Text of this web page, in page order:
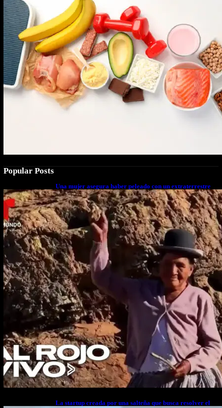
Popular Posts
Una mujer asegura haber peleado con un extraterrestre
cuerpo a cuerpo
La startup creada por una salteña que busca resolver el